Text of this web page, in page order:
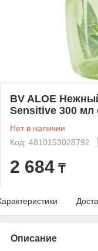
BV ALOE
Sensitive 300 мл
Нет в наличии
Код: 4810153028792
2 684 ₸
Описание